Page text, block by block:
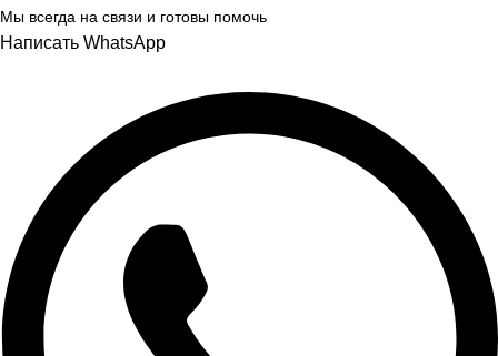
Мы всегда на связи и готовы помочь
Написать WhatsApp